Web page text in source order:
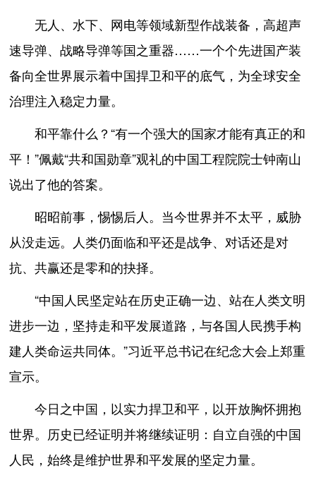
无人、水下、网电等领域新型作战装备，高超声
速导弹、战略导弹等国之重器……一个个先进国产装
备向全世界展示着中国捍卫和平的底气，为全球安全
治理注入稳定力量。
和平靠什么？“有一个强大的国家才能有真正的和
平！”佩戴“共和国勋章”观礼的中国工程院院士钟南山
说出了他的答案。
昭昭前事，惕惕后人。当今世界并不太平，威胁
从没走远。人类仍面临和平还是战争、对话还是对
抗、共赢还是零和的抉择。
“中国人民坚定站在历史正确一边、站在人类文明
进步一边，坚持走和平发展道路，与各国人民携手构
建人类命运共同体。”习近平总书记在纪念大会上郑重
宣示。
今日之中国，以实力捍卫和平，以开放胸怀拥抱
世界。历史已经证明并将继续证明：自立自强的中国
人民，始终是维护世界和平发展的坚定力量。